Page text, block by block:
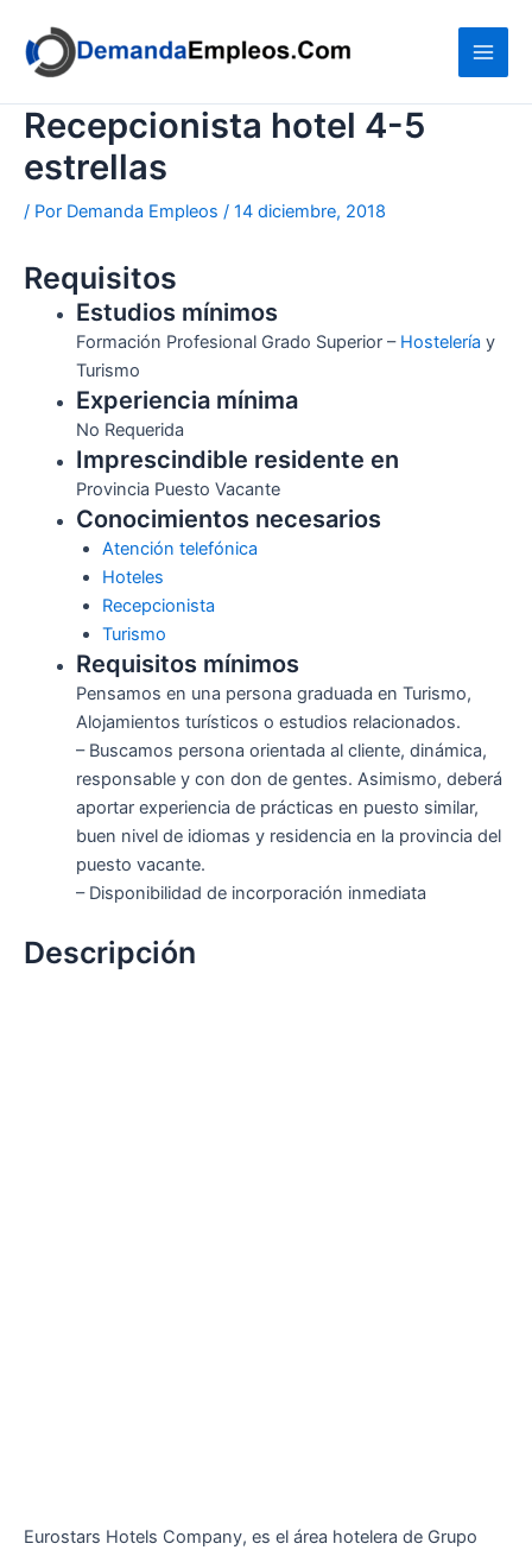
contenido
Recepcionista hotel 4-5
estrellas
/ Por Demanda Empleos / 14 diciembre, 2018
Requisitos
Estudios mínimos
Formación Profesional Grado Superior – Hostelería y
Turismo
Experiencia mínima
No Requerida
Imprescindible residente en
Provincia Puesto Vacante
Conocimientos necesarios
Atención telefónica
Hoteles
Recepcionista
Turismo
Requisitos mínimos
Pensamos en una persona graduada en Turismo,
Alojamientos turísticos o estudios relacionados.
– Buscamos persona orientada al cliente, dinámica,
responsable y con don de gentes. Asimismo, deberá
aportar experiencia de prácticas en puesto similar,
buen nivel de idiomas y residencia en la provincia del
puesto vacante.
– Disponibilidad de incorporación inmediata
Descripción
Eurostars Hotels Company, es el área hotelera de Grupo